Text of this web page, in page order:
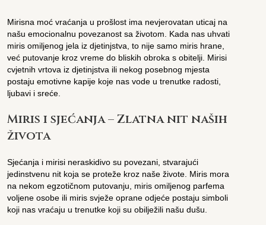
Mirisna moć vraćanja u prošlost ima nevjerovatan uticaj na
našu emocionalnu povezanost sa životom. Kada nas uhvati
miris omiljenog jela iz djetinjstva, to nije samo miris hrane,
već putovanje kroz vreme do bliskih obroka s obitelji. Mirisi
cvjetnih vrtova iz djetinjstva ili nekog posebnog mjesta
postaju emotivne kapije koje nas vode u trenutke radosti,
ljubavi i sreće.
Miris i sjećanja – Zlatna nit naših
života
Sjećanja i mirisi neraskidivo su povezani, stvarajući
jedinstvenu nit koja se proteže kroz naše živote. Miris mora
na nekom egzotičnom putovanju, miris omiljenog parfema
voljene osobe ili miris svježe oprane odjeće postaju simboli
koji nas vraćaju u trenutke koji su obilježili našu dušu.